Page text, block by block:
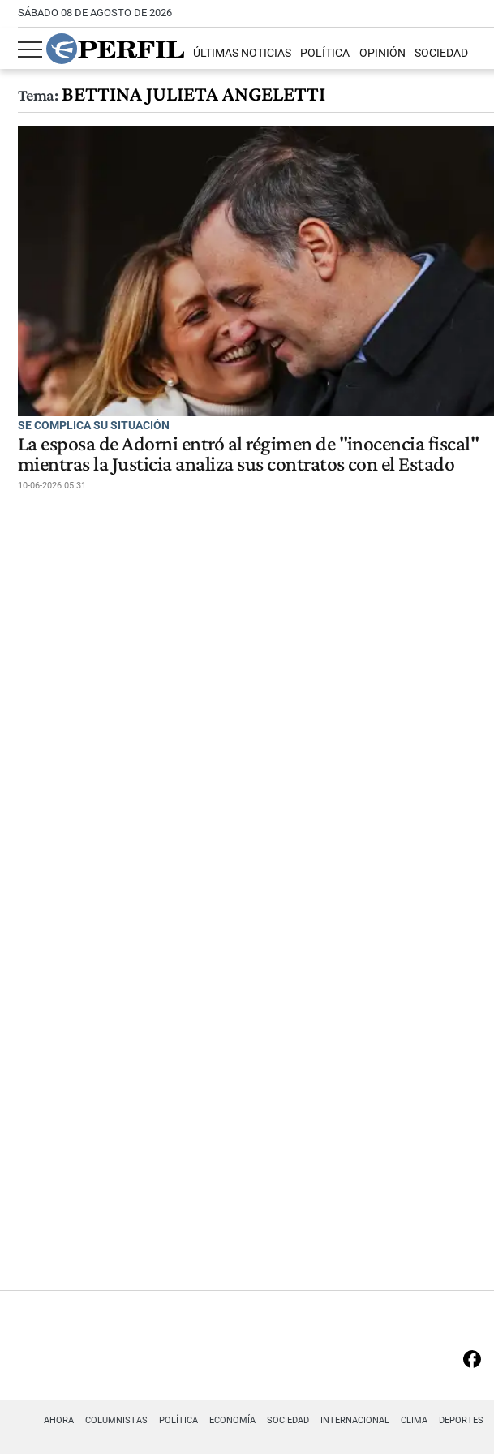
SÁBADO 08 DE AGOSTO DE 2026
ÚLTIMAS NOTICIAS POLÍTICA OPINIÓN SOCIEDAD
Tema:BETTINA JULIETA ANGELETTI
SE COMPLICA SU SITUACIÓN
La esposa de Adorni entró al régimen de "inocencia fiscal"
mientras la Justicia analiza sus contratos con el Estado
10-06-2026 05:31
AHORA COLUMNISTAS POLÍTICA ECONOMÍA SOCIEDAD INTERNACIONAL CLIMA DEPORTES